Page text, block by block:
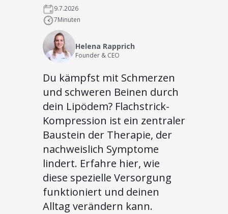
9.7.2026
7Minuten
Helena Rapprich
Founder & CEO
Du kämpfst mit Schmerzen
und schweren Beinen durch
dein Lipödem? Flachstrick-
Kompression ist ein zentraler
Baustein der Therapie, der
nachweislich Symptome
lindert. Erfahre hier, wie
diese spezielle Versorgung
funktioniert und deinen
Alltag verändern kann.